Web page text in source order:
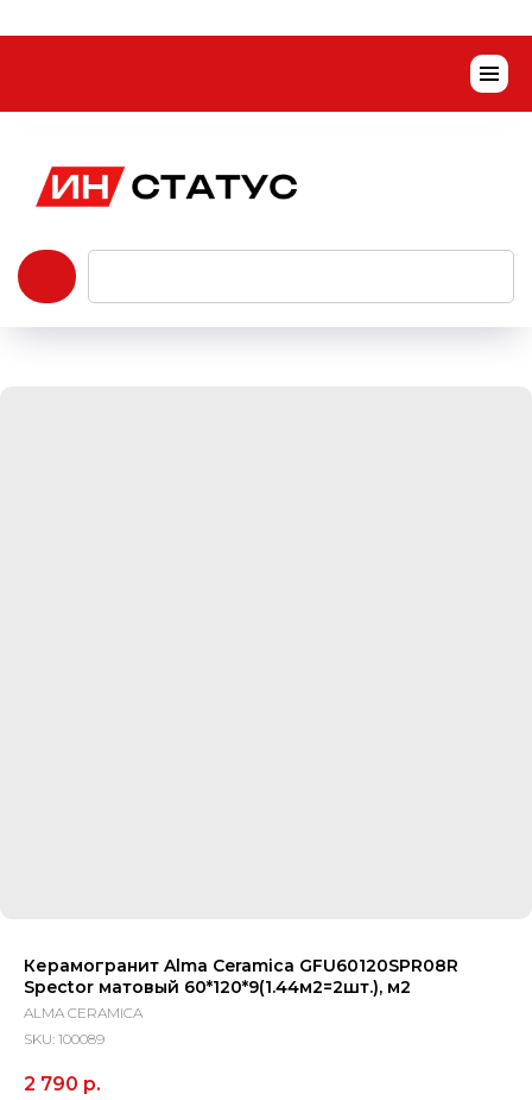
Керамогранит Alma Ceramica GFU60120SPR08R
Spector матовый 60*120*9(1.44м2=2шт.), м2
ALMA CERAMICA
SKU: 100089
2 790 р.